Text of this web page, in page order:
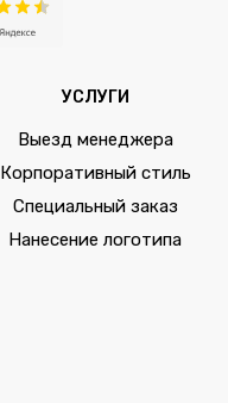
УСЛУГИ
Выезд менеджера
Корпоративный стиль
Специальный заказ
Нанесение логотипа